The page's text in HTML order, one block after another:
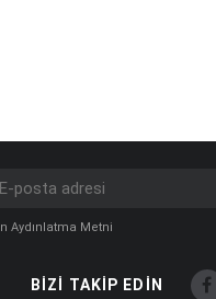
Aydınlatma Metni
BİZİ TAKİP EDİN